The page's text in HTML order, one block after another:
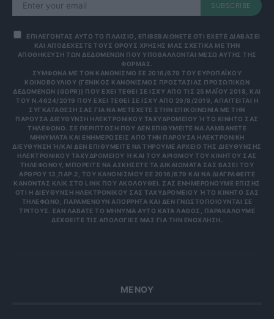
SUBSCRIBE
ΕΠΙΛΕΓΟΝΤΑΣ ΑΥΤΟ ΤΟ ΠΛΑΙΣΙΟ, ΕΠΙΒΕΒΑΙΩΝΕΤΕ ΟΤΙ ΕΧΕΤΕ ΔΙΑΒΑΣΕΙ
ΚΑΙ ΑΠΟΔΕΧΕΣΤΕ ΤΟΥΣ ΟΡΟΥΣ ΧΡΗΣΗΣ ΜΑΣ ΣΧΕΤΙΚΑ ΜΕ ΤΗΝ
ΑΠΟΘΗΚΕΥΣΗ ΤΩΝ ΔΕΔΟΜΕΝΩΝ ΠΟΥ ΥΠΟΒΑΛΛΟΝΤΑΙ ΜΕΣΩ ΑΥΤΗΣ ΤΗΣ
ΦΟΡΜΑΣ.
ΣΎΜΦΩΝΑ ΜΕ ΤΟΝ ΚΑΝΟΝΙΣΜΌ ΕΕ 2016/679 ΤΟΥ ΕΥΡΩΠΑΪΚΟΎ
ΚΟΙΝΟΒΟΥΛΊΟΥ {ΓΕΝΙΚΌΣ ΚΑΝΟΝΙΣΜΌΣ ΠΡΟΣΤΑΣΊΑΣ ΠΡΟΣΩΠΙΚΏΝ
ΔΕΔΟΜΈΝΩΝ (GDPR)} ΠΟΥ ΈΧΕΙ ΤΕΘΕΊ ΣΕ ΙΣΧΎ ΑΠΌ ΤΙΣ 25 ΜΑΪ́ΟΥ 2018, ΚΑΙ
ΤΟΥ Ν.4624/2019 ΠΟΥ ΈΧΕΙ ΤΕΘΕΊ ΣΕ ΙΣΧΎ ΑΠΌ 29/8/2019, ΑΠΑΙΤΕΊΤΑΙ Η
ΣΥΓΚΑΤΆΘΕΣΉ ΣΑΣ ΓΙΑ ΝΑ ΜΕΤΈΧΕΤΕ ΣΤΗΝ ΕΠΙΚΟΙΝΩΝΊΑ ΜΕ ΤΗΝ
ΠΑΡΟΎΣΑ ΔΙΕΎΘΥΝΣΗ ΗΛΕΚΤΡΟΝΙΚΟΎ ΤΑΧΥΔΡΟΜΕΊΟΥ Ή ΤΟ ΚΙΝΗΤΌ ΣΑΣ Τ
ΗΛΈΦΩΝΟ. ΣΕ ΠΕΡΊΠΤΩΣΗ ΠΟΥ ΔΕΝ ΕΠΙΘΥΜΕΊΤΕ ΝΑ ΛΑΜΒΆΝΕΤΕ Μ
ΗΝΎΜΑΤΑ ΚΑΙ ΕΝΗΜΕΡΏΣΕΙΣ ΑΠΌ ΤΗΝ ΠΑΡΟΎΣΑ ΗΛΕΚΤΡΟΝΙΚΉ Δ
ΙΕΎΘΥΝΣΗ Ή/ΚΑΙ ΔΕΝ ΕΠΙΘΥΜΕΊΤΕ ΝΑ ΤΗΡΟΎΜΕ ΑΡΧΕΊΟ ΤΗΣ ΔΙΕΎΘΥΝΣΗΣ ΗΛ
ΕΚΤΡΟΝΙΚΟΎ ΤΑΧΥΔΡΟΜΕΊΟΥ Ή ΚΑΙ ΤΟΥ ΑΡΙΘΜΟΎ ΤΟΥ ΚΙΝΗΤΟΎ ΣΑΣ ΤΗΛ
ΕΦΏΝΟΥ, ΜΠΟΡΕΊΤΕ ΝΑ ΑΣΚΉΣΕΤΕ ΤΑ ΔΙΚΑΙΏΜΑΤΆ ΣΑΣ ΒΆΣΕΙ ΤΟΥ ΆΡΘ
ΡΟΥ 13,ΠΑΡ.2, ΤΟΥ ΚΑΝΟΝΙΣΜΟΎ ΕΕ 2016/679 ΚΑΙ ΝΑ ΔΙΑΓΡΑΦΕΊΤΕ ΚΆΝ
ΟΝΤΑΣ ΚΛΙΚ ΣΤΟ LINK ΠΟΥ ΑΚΟΛΟΥΘΕΊ. ΣΑΣ ΕΝΗΜΕΡΏΝΟΥΜΕ ΕΠΊΣΗΣ ΌΤΙ
Η ΔΙΕΎΘΥΝΣΗ ΗΛΕΚΤΡΟΝΙΚΟΎ ΣΑΣ ΤΑΧΥΔΡΟΜΕΊΟΥ Ή ΤΟ ΚΙΝΗΤΌ ΣΑΣ ΤΗΛΈ
ΦΩΝΟ, ΠΑΡΑΜΈΝΟΥΝ ΑΠΌΡΡΗΤΑ ΚΑΙ ΔΕΝ ΓΝΩΣΤΟΠΟΙΟΎΝΤΑΙ ΣΕ ΤΡΊΤ
ΟΥΣ. ΕΆΝ ΛΆΒΑΤΕ ΤΟ ΜΉΝΥΜΑ ΑΥΤΌ ΚΑΤΆ ΛΆΘΟΣ, ΠΑΡΑΚΑΛΟΎΜΕ ΔΕΧΘ
ΕΊΤΕ ΤΙΣ ΑΠΟΛΟΓΊΕΣ ΜΑΣ ΓΙΑ ΤΗΝ ΕΝΌΧΛΗΣΗ.
ΜΕΝΟΥ